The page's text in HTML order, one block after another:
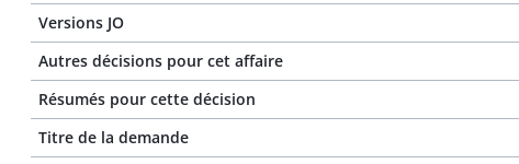
Versions JO
Autres décisions pour cet affaire
Résumés pour cette décision
Titre de la demande